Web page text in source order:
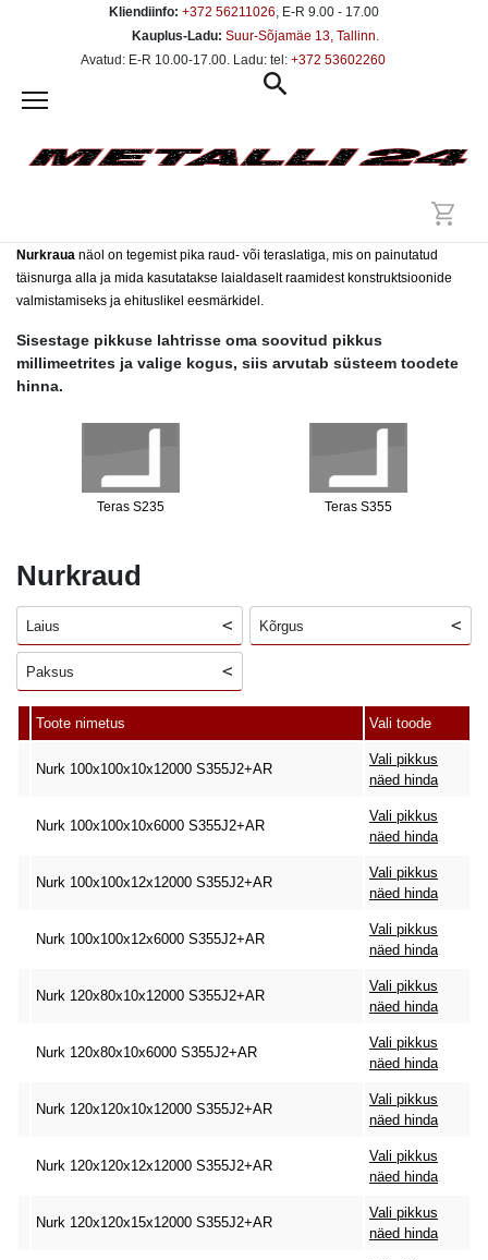
Kliendiinfo: +372 56211026, E-R 9.00 - 17.00
Kauplus-Ladu: Suur-Sõjamäe 13, Tallinn.
Avatud: E-R 10.00-17.00. Ladu: tel: +372 53602260
Nurkraua näol on tegemist pika raud- või teraslatiga, mis on painutatud
täisnurga alla ja mida kasutatakse laialdaselt raamidest konstruktsioonide
valmistamiseks ja ehituslikel eesmärkidel.
Sisestage pikkuse lahtrisse oma soovitud pikkus
millimeetrites ja valige kogus, siis arvutab süsteem toodete
hinna.
Teras S235 Teras S355
Nurkraud
Laius Kõrgus
Paksus
Toote nimetus Vali toode
Nurk 100x100x10x12000 S355J2+AR
Vali pikkus
näed hinda
Nurk 100x100x10x6000 S355J2+AR
Vali pikkus
näed hinda
Nurk 100x100x12x12000 S355J2+AR
Vali pikkus
näed hinda
Nurk 100x100x12x6000 S355J2+AR
Vali pikkus
näed hinda
Nurk 120x80x10x12000 S355J2+AR
Vali pikkus
näed hinda
Nurk 120x80x10x6000 S355J2+AR
Vali pikkus
näed hinda
Nurk 120x120x10x12000 S355J2+AR
Vali pikkus
näed hinda
Nurk 120x120x12x12000 S355J2+AR
Vali pikkus
näed hinda
Nurk 120x120x15x12000 S355J2+AR
Vali pikkus
näed hinda